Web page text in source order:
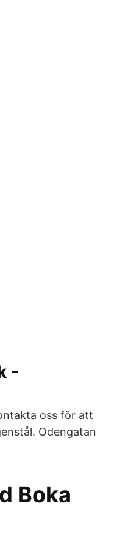
-
oss för att
Odengatan
Boka